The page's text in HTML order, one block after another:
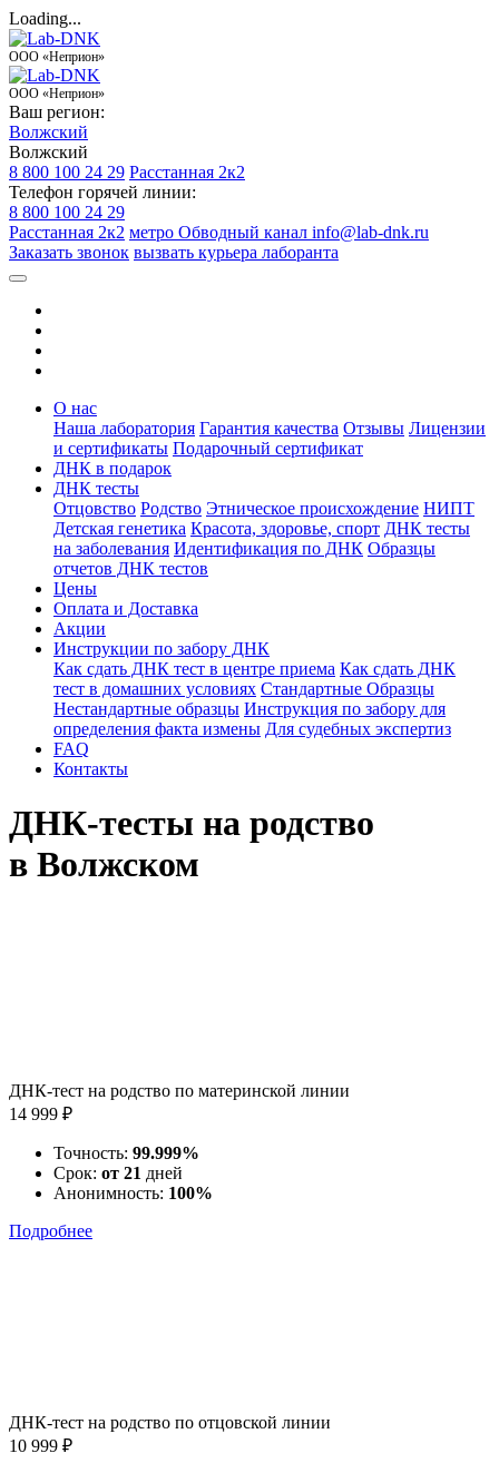
Loading...
ООО «Неприон»
ООО «Неприон»
Ваш регион:
Волжский
Волжский
8 800 100 24 29 Расстанная 2к2
Телефон горячей линии:
8 800 100 24 29
Расстанная 2к2 метро Обводный канал info@lab-dnk.ru
Заказать звонок вызвать курьера лаборанта
О нас
Наша лаборатория Гарантия качества Отзывы Лицензии
и сертификаты Подарочный сертификат
ДНК в подарок
ДНК тесты
Отцовство Родство Этническое происхождение НИПТ
Детская генетика Красота, здоровье, спорт ДНК тесты
на заболевания Идентификация по ДНК Образцы
отчетов ДНК тестов
Цены
Оплата и Доставка
Акции
Инструкции по забору ДНК
Как сдать ДНК тест в центре приема Как сдать ДНК
тест в домашних условиях Стандартные Образцы
Нестандартные образцы Инструкция по забору для
определения факта измены Для судебных экспертиз
FAQ
Контакты
ДНК-тесты на родство
в Волжском
ДНК-тест на родство по материнской линии
14 999 ₽
Точность: 99.999%
Срок: от 21 дней
Анонимность: 100%
Подробнее
ДНК-тест на родство по отцовской линии
10 999 ₽